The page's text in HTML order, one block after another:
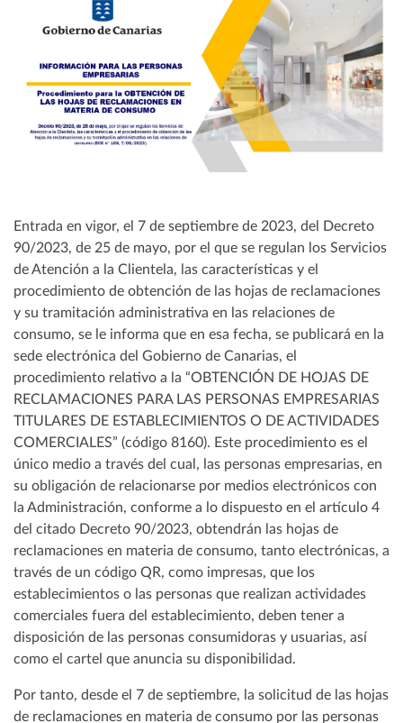
Entrada en vigor, el 7 de septiembre de 2023, del Decreto
90/2023, de 25 de mayo, por el que se regulan los Servicios
de Atención a la Clientela, las características y el
procedimiento de obtención de las hojas de reclamaciones
y su tramitación administrativa en las relaciones de
consumo, se le informa que en esa fecha, se publicará en la
sede electrónica del Gobierno de Canarias, el
procedimiento relativo a la “OBTENCIÓN DE HOJAS DE
RECLAMACIONES PARA LAS PERSONAS EMPRESARIAS
TITULARES DE ESTABLECIMIENTOS O DE ACTIVIDADES
COMERCIALES” (código 8160). Este procedimiento es el
único medio a través del cual, las personas empresarias, en
su obligación de relacionarse por medios electrónicos con
la Administración, conforme a lo dispuesto en el artículo 4
del citado Decreto 90/2023, obtendrán las hojas de
reclamaciones en materia de consumo, tanto electrónicas, a
través de un código QR, como impresas, que los
establecimientos o las personas que realizan actividades
comerciales fuera del establecimiento, deben tener a
disposición de las personas consumidoras y usuarias, así
como el cartel que anuncia su disponibilidad.
Por tanto, desde el 7 de septiembre, la solicitud de las hojas
de reclamaciones en materia de consumo por las personas